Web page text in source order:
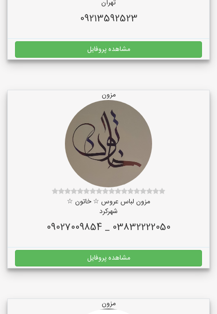
تهران
09213592523
مشاهده پروفایل
مزون
مزون لباس عروس ☆ خاتون ☆
شهرکرد
03832222050 _ 09027009854
مشاهده پروفایل
مزون